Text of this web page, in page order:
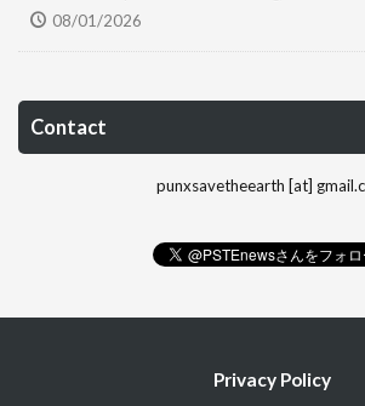
08/01/2026
Contact
punxsavetheearth [at]
Privacy Policy